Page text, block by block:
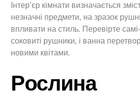
Інтер’єр кімнати визначається
незначні предмети, на зразок
впливати на стиль. Перевірте самі-
соковиті рушники, і ванна
новими квітами.
Рослина